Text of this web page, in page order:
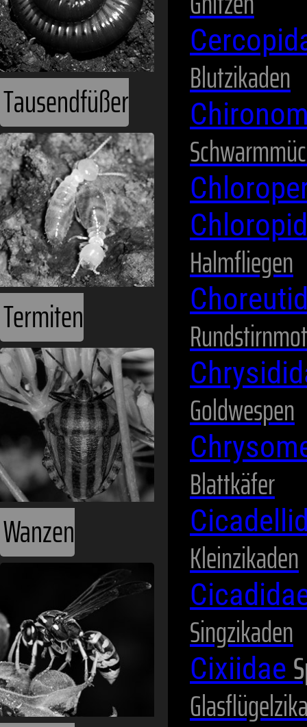
Tausendfüßer
Termiten
Wanzen
Blutzikaden
Halmfliegen
Goldwespen
Blattkäfer
Kleinzikaden
Singzikaden
Cixiidae